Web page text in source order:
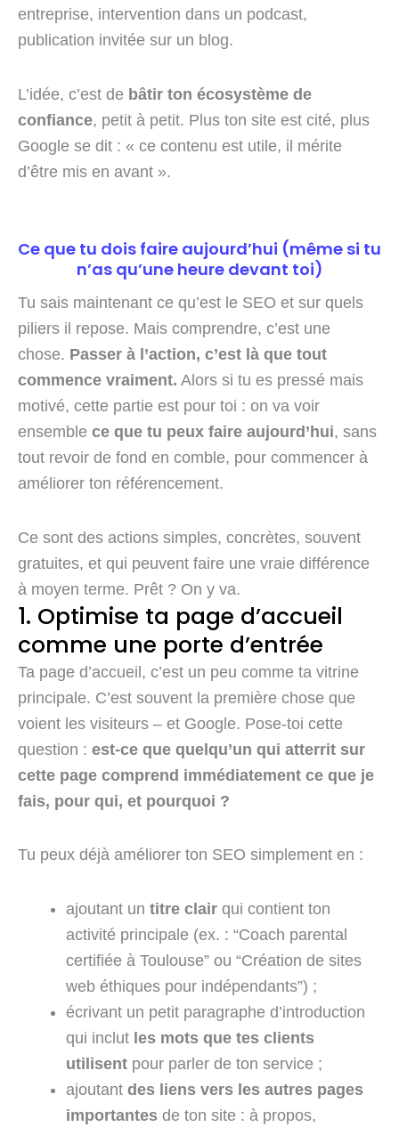
entreprise, intervention dans un podcast,
publication invitée sur un blog.
L’idée, c’est de bâtir ton écosystème de
confiance, petit à petit. Plus ton site est cité, plus
Google se dit : « ce contenu est utile, il mérite
d’être mis en avant ».
Ce que tu dois faire aujourd’hui (même si tu
n’as qu’une heure devant toi)
Tu sais maintenant ce qu’est le SEO et sur quels
piliers il repose. Mais comprendre, c’est une
chose. Passer à l’action, c’est là que tout
commence vraiment. Alors si tu es pressé mais
motivé, cette partie est pour toi : on va voir
ensemble ce que tu peux faire aujourd’hui, sans
tout revoir de fond en comble, pour commencer à
améliorer ton référencement.
Ce sont des actions simples, concrètes, souvent
gratuites, et qui peuvent faire une vraie différence
à moyen terme. Prêt ? On y va.
1. Optimise ta page d’accueil
comme une porte d’entrée
Ta page d’accueil, c’est un peu comme ta vitrine
principale. C’est souvent la première chose que
voient les visiteurs – et Google. Pose-toi cette
question : est-ce que quelqu’un qui atterrit sur
cette page comprend immédiatement ce que je
fais, pour qui, et pourquoi ?
Tu peux déjà améliorer ton SEO simplement en :
ajoutant un titre clair qui contient ton
activité principale (ex. : “Coach parental
certifiée à Toulouse” ou “Création de sites
web éthiques pour indépendants”) ;
écrivant un petit paragraphe d’introduction
qui inclut les mots que tes clients
utilisent pour parler de ton service ;
ajoutant des liens vers les autres pages
importantes de ton site : à propos,